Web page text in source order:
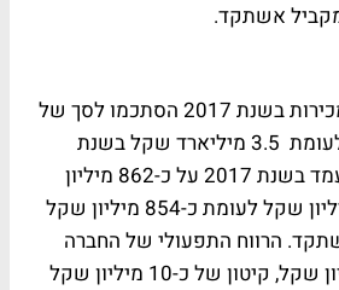
אשתקד.
בראייה שנתית, סך המכירות בשנת 2017 הסתכמו לסך של
כ-3.7 מיליארד שקל לעומת 3.5 מיליארד שקל בשנת
2016. הרווח הגולמי עמד בשנת 2017 על כ-862 מיליון
שקל גידול של כ-8 מיליון שקל לעומת כ-854 מיליון שקל
הרווח התפעולי של החברה
עמד על כ-145.5 מיליון שקל, קיטון של כ-10 מיליון שקל